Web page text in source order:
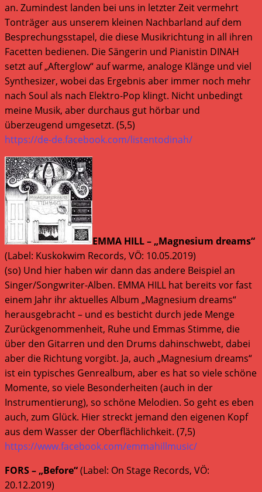
an. Zumindest landen bei uns in letzter Zeit vermehrt
Tonträger aus unserem kleinen Nachbarland auf dem
Besprechungsstapel, die diese Musikrichtung in all ihren
Facetten bedienen. Die Sängerin und Pianistin DINAH
setzt auf „Afterglow“ auf warme, analoge Klänge und viel
Synthesizer, wobei das Ergebnis aber immer noch mehr
nach Soul als nach Elektro-Pop klingt. Nicht unbedingt
meine Musik, aber durchaus gut hörbar und
überzeugend umgesetzt. (5,5)
https://de-de.facebook.com/listentodinah/
EMMA HILL – „Magnesium dreams“
(Label: Kuskokwim Records, VÖ: 10.05.2019)
(so) Und hier haben wir dann das andere Beispiel an
Singer/Songwriter-Alben. EMMA HILL hat bereits vor fast
einem Jahr ihr aktuelles Album „Magnesium dreams“
herausgebracht – und es besticht durch jede Menge
Zurückgenommenheit, Ruhe und Emmas Stimme, die
über den Gitarren und den Drums dahinschwebt, dabei
aber die Richtung vorgibt. Ja, auch „Magnesium dreams“
ist ein typisches Genrealbum, aber es hat so viele schöne
Momente, so viele Besonderheiten (auch in der
Instrumentierung), so schöne Melodien. So geht es eben
auch, zum Glück. Hier streckt jemand den eigenen Kopf
aus dem Wasser der Oberflächlichkeit. (7,5)
https://www.facebook.com/emmahillmusic/
FORS – „Before“(Label: On Stage Records, VÖ:
20.12.2019)